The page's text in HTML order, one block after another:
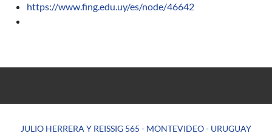
https://www.fing.edu.uy/es/node/46642
JULIO HERRERA Y REISSIG 565 - MONTEVIDEO - URUGUAY